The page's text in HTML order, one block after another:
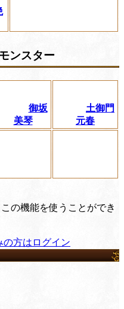
ンスター
御坂
美琴
土御門
元春
の機能を使うことができ
の方はログイン